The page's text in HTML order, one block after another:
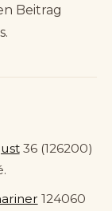
Beitrag
36 (126200)
124060